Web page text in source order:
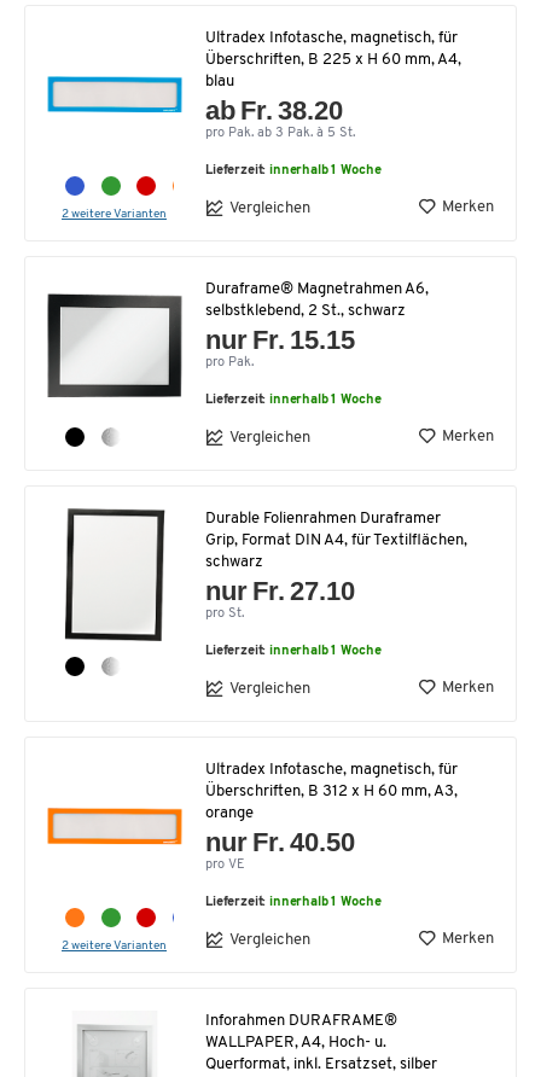
2 weitere Varianten
Ultradex Infotasche, magnetisch, für
Überschriften, B 225 x H 60 mm, A4,
blau
ab Fr. 38.20
pro Pak. ab 3 Pak. à 5 St.
Lieferzeit:innerhalb 1 Woche
Vergleichen Merken
Duraframe® Magnetrahmen A6,
selbstklebend, 2 St., schwarz
nur Fr. 15.15
pro Pak.
Lieferzeit:innerhalb 1 Woche
Vergleichen Merken
Durable Folienrahmen Duraframer
Grip, Format DIN A4, für Textilflächen,
schwarz
nur Fr. 27.10
pro St.
Lieferzeit:innerhalb 1 Woche
Vergleichen Merken
2 weitere Varianten
Ultradex Infotasche, magnetisch, für
Überschriften, B 312 x H 60 mm, A3,
orange
nur Fr. 40.50
pro VE
Lieferzeit:innerhalb 1 Woche
Vergleichen Merken
Inforahmen DURAFRAME®
WALLPAPER, A4, Hoch- u.
Querformat, inkl. Ersatzset, silber